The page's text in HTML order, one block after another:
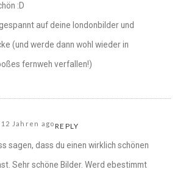
:D
auf deine londonbilder und
(und werde dann wohl wieder in
fernweh verfallen!)
12 Jahren agoREPLY
sagen, dass du einen wirklich schönen
Sehr schöne Bilder. Werd ebestimmt